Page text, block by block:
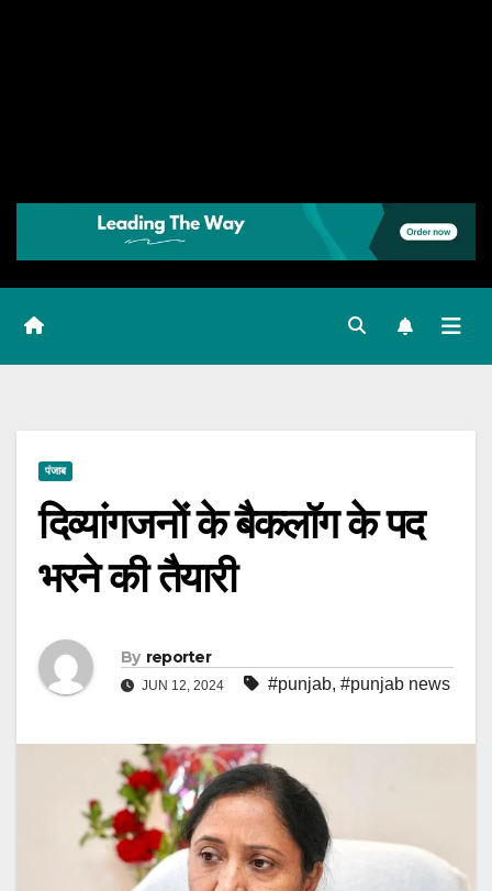
पंजाब
दिव्यांगजनों के बैकलॉग के पद
भरने की तैयारी
By reporter
JUN 12, 2024 #punjab, #punjab news